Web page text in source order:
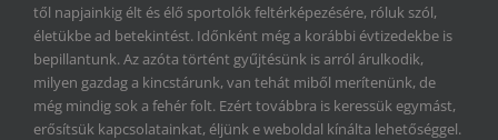
től napjainkig élt és élő sportolók feltérképezésére, róluk szól,
életükbe ad betekintést. Időnként még a korábbi évtizedekbe is
bepillantunk. Az azóta történt gyűjtésünk is arról árulkodik,
milyen gazdag a kincstárunk, van tehát miből merítenünk, de
még mindig sok a fehér folt. Ezért továbbra is keressük egymást,
erősítsük kapcsolatainkat, éljünk e weboldal kínálta lehetőséggel.